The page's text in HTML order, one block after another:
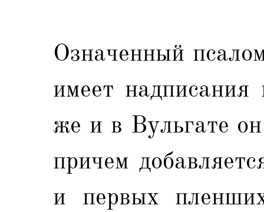
Означенный
имеет
же и в Вульгате
причем
и первых